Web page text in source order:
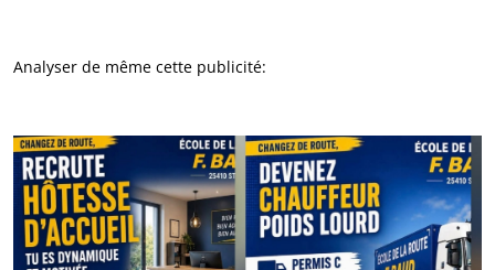
Analyser de même cette publicité: